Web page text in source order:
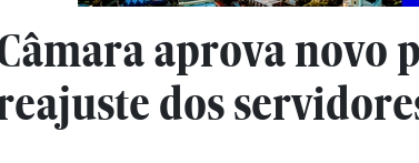
aprova novo
dos